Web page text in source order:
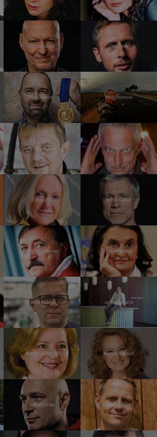
Petr Nikolaev Jan Tuna
Aleš Valenta Matěj Homola
Petr Čtvrtníček Tomáš Hanák
Eva Jiřičná Šimon Caban
Antonín Panenka Eva Holubová
David Netuka Jannis Samaras
Magda Vášáryová Simona Stašová
Daniel Landa Tomáš Kraus